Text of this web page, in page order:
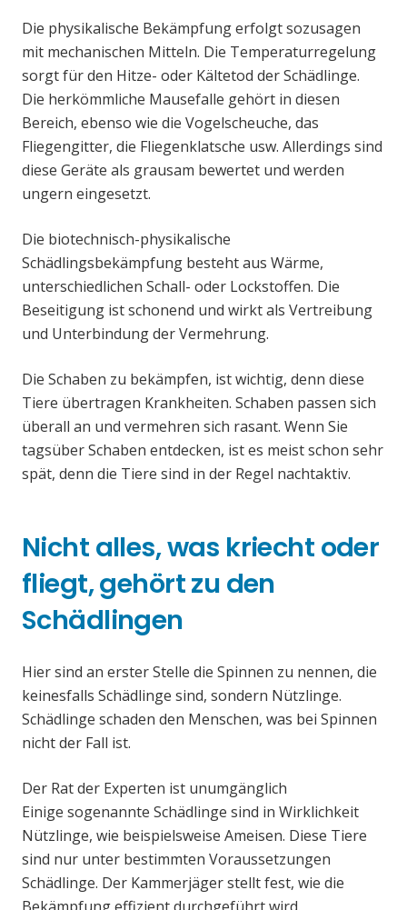
Die physikalische Bekämpfung erfolgt sozusagen
mit mechanischen Mitteln. Die Temperaturregelung
sorgt für den Hitze- oder Kältetod der Schädlinge.
Die herkömmliche Mausefalle gehört in diesen
Bereich, ebenso wie die Vogelscheuche, das
Fliegengitter, die Fliegenklatsche usw. Allerdings sind
diese Geräte als grausam bewertet und werden
ungern eingesetzt.
Die biotechnisch-physikalische
Schädlingsbekämpfung besteht aus Wärme,
unterschiedlichen Schall- oder Lockstoffen. Die
Beseitigung ist schonend und wirkt als Vertreibung
und Unterbindung der Vermehrung.
Die Schaben zu bekämpfen, ist wichtig, denn diese
Tiere übertragen Krankheiten. Schaben passen sich
überall an und vermehren sich rasant. Wenn Sie
tagsüber Schaben entdecken, ist es meist schon sehr
spät, denn die Tiere sind in der Regel nachtaktiv.
Nicht alles, was kriecht oder
fliegt, gehört zu den
Schädlingen
Hier sind an erster Stelle die Spinnen zu nennen, die
keinesfalls Schädlinge sind, sondern Nützlinge.
Schädlinge schaden den Menschen, was bei Spinnen
nicht der Fall ist.
Der Rat der Experten ist unumgänglich
Einige sogenannte Schädlinge sind in Wirklichkeit
Nützlinge, wie beispielsweise Ameisen. Diese Tiere
sind nur unter bestimmten Voraussetzungen
Schädlinge. Der Kammerjäger stellt fest, wie die